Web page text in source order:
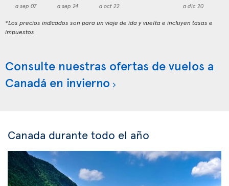
a sep 07
a sep 24
a oct 22
a dic 20
*Los precios indicados son para un viaje de ida y vuelta e incluyen tasas e
impuestos
Consulte nuestras ofertas de vuelos a
Canadá en invierno
Canada durante todo el año